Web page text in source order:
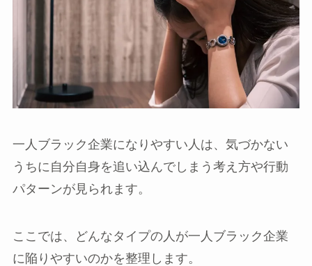
一人ブラック企業になりやすい人は、気づかない
うちに自分自身を追い込んでしまう考え方や行動
パターンが見られます。
ここでは、どんなタイプの人が一人ブラック企業
に陥りやすいのかを整理します。